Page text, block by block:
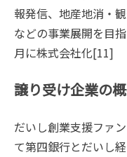
報発信、地産地消・
などの事業展開を目
月に株式会社化[11]
譲り受け企業の
だいし創業支援ファ
て第四銀行とだいし